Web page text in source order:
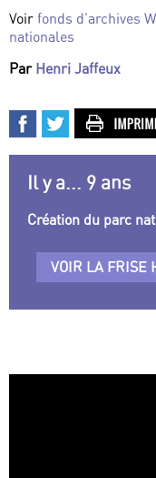
Voir fonds d’archives
nationales
Par Henri Jaffeux
Il y a... 9 ans
Création du parc
VOIR LA FRISE